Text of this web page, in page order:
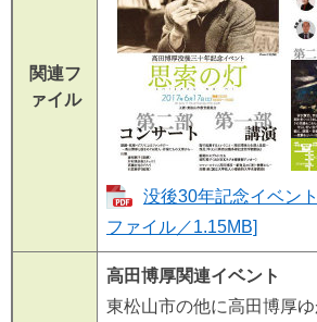
関連フ
ァイル
没後30年記念イベン
ファイル／1.15MB]
高田博厚関連イベント
東松山市の他に高田博厚